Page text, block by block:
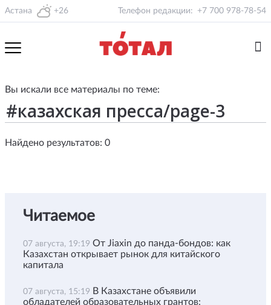
Астана +26 Телефон редакции: +7 700 978-78-54
Вы искали все материалы по теме:
Найдено результатов: 0
Читаемое
07 августа, 19:19 От Jiaxin до панда-бондов: как
Казахстан открывает рынок для китайского
капитала
07 августа, 15:19 В Казахстане объявили
обладателей образовательных грантов: